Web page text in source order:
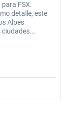
FSX.
detalle, este
Alpes
ciudades...